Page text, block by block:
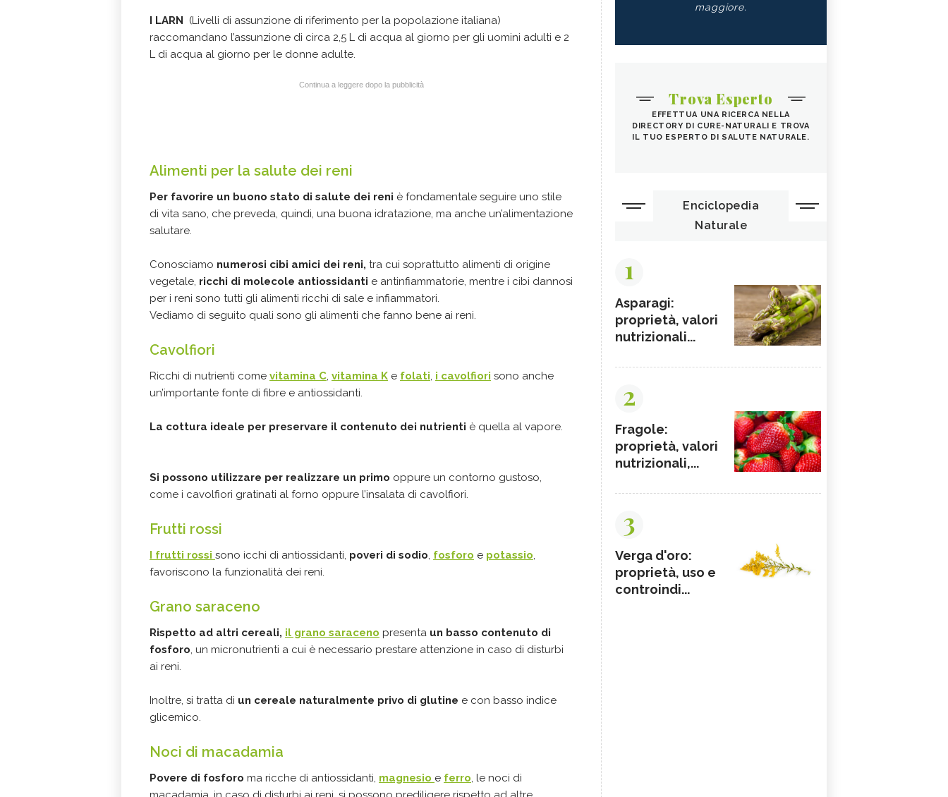
I LARN (Livelli di assunzione di riferimento per la popolazione italiana)
raccomandano l’assunzione di circa 2,5 L di acqua al giorno per gli uomini adulti e 2
L di acqua al giorno per le donne adulte.
Continua a leggere dopo la pubblicità
Alimenti per la salute dei reni
Per favorire un buono stato di salute dei reni è fondamentale seguire uno stile
di vita sano, che preveda, quindi, una buona idratazione, ma anche un’alimentazione
salutare.
Conosciamo numerosi cibi amici dei reni, tra cui soprattutto alimenti di origine
vegetale, ricchi di molecole antiossidanti e antinfiammatorie, mentre i cibi dannosi
per i reni sono tutti gli alimenti ricchi di sale e infiammatori.
Vediamo di seguito quali sono gli alimenti che fanno bene ai reni.
Cavolfiori
Ricchi di nutrienti come vitamina C, vitamina K e folati, i cavolfiori sono anche
un’importante fonte di fibre e antiossidanti.
La cottura ideale per preservare il contenuto dei nutrienti è quella al vapore.
Si possono utilizzare per realizzare un primo oppure un contorno gustoso,
come i cavolfiori gratinati al forno oppure l’insalata di cavolfiori.
Frutti rossi
I frutti rossi sono icchi di antiossidanti, poveri di sodio, fosforo e potassio,
favoriscono la funzionalità dei reni.
Grano saraceno
Rispetto ad altri cereali, il grano saraceno presenta un basso contenuto di
fosforo, un micronutrienti a cui è necessario prestare attenzione in caso di disturbi
ai reni.
Inoltre, si tratta di un cereale naturalmente privo di glutine e con basso indice
glicemico.
Noci di macadamia
Povere di fosforo ma ricche di antiossidanti, magnesio e ferro, le noci di
maggiore.
Trova Esperto
EFFETTUA UNA RICERCA NELLA
DIRECTORY DI CURE-NATURALI E TROVA
IL TUO ESPERTO DI SALUTE NATURALE.
Enciclopedia
Naturale
1
Asparagi:
proprietà, valori
nutrizionali...
2
Fragole:
proprietà, valori
nutrizionali,...
3
Verga d'oro:
proprietà, uso e
controindi...